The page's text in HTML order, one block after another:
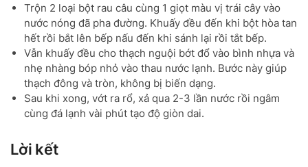
Trộn 2 loại bột rau câu cùng 1 giọt màu vị trái cây vào
nước nóng đã pha đường. Khuấy đều đến khi bột hòa tan
hết rồi bắt lên bếp nấu đến khi sánh lại rồi tắt bếp.
Vẫn khuấy đều cho thạch nguội bớt đổ vào bình nhựa và
nhẹ nhàng bóp nhỏ vào thau nước lạnh. Bước này giúp
thạch đông và tròn, không bị biến dạng.
Sau khi xong, vớt ra rổ, xả qua 2-3 lần nước rồi ngâm
cùng đá lạnh vài phút tạo độ giòn dai.
Lời kết